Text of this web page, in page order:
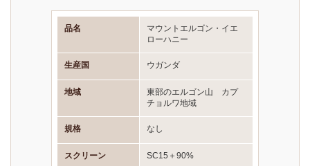
品名
マウントエルゴン・イエ
ローハニー
生産国 ウガンダ
地域
東部のエルゴン山 カプ
チョルワ地域
規格 なし
スクリーン SC15＋90%